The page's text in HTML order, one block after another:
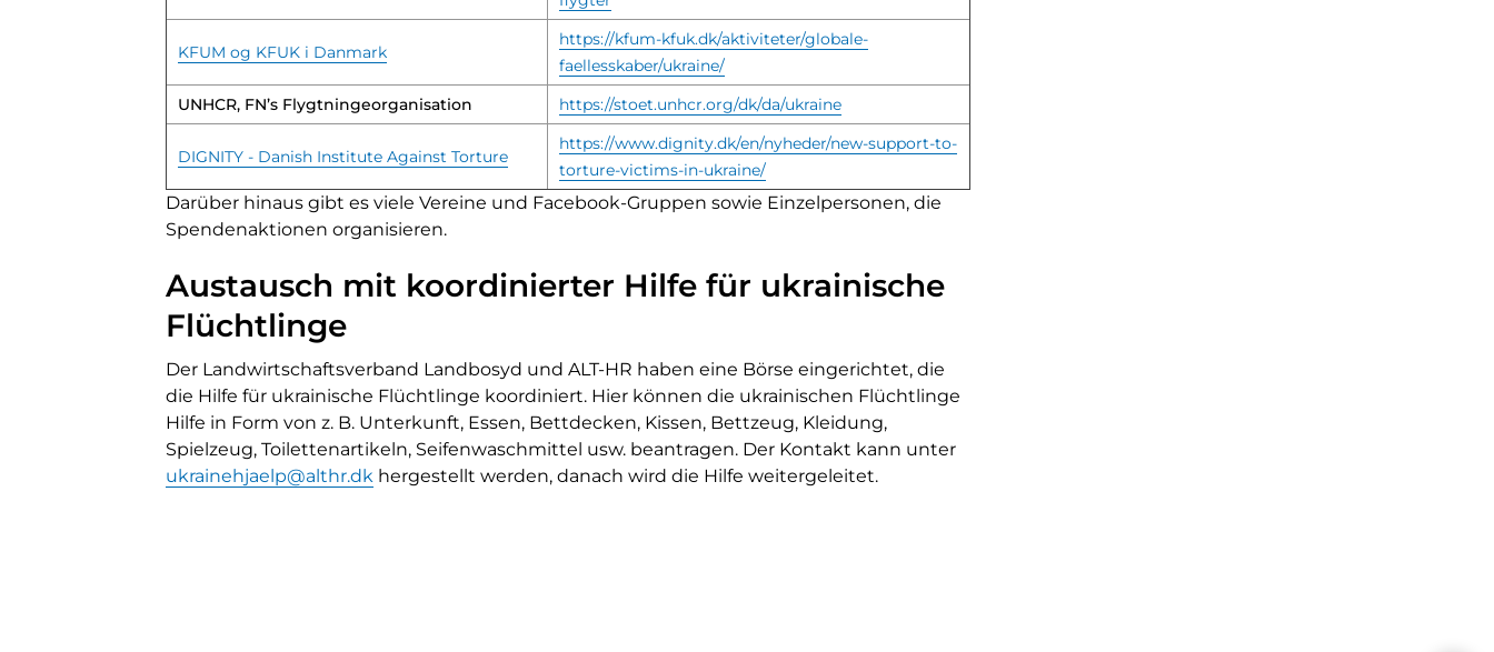
KFUM og KFUK i Danmark
https://kfum-kfuk.dk/aktiviteter/globale-
faellesskaber/ukraine/
UNHCR, FN’s Flygtningeorganisation
https://stoet.unhcr.org/dk/da/ukraine
DIGNITY - Danish Institute Against Torture
https://www.dignity.dk/en/nyheder/new-support-to-
torture-victims-in-ukraine/
Darüber hinaus gibt es viele Vereine und Facebook-Gruppen sowie Einzelpersonen, die
Spendenaktionen organisieren.
Austausch mit koordinierter Hilfe für ukrainische
Flüchtlinge
Der Landwirtschaftsverband Landbosyd und ALT-HR haben eine Börse eingerichtet, die
die Hilfe für ukrainische Flüchtlinge koordiniert. Hier können die ukrainischen Flüchtlinge
Hilfe in Form von z. B. Unterkunft, Essen, Bettdecken, Kissen, Bettzeug, Kleidung,
Spielzeug, Toilettenartikeln, Seifenwaschmittel usw. beantragen. Der Kontakt kann unter
ukrainehjaelp@althr.dk hergestellt werden, danach wird die Hilfe weitergeleitet.